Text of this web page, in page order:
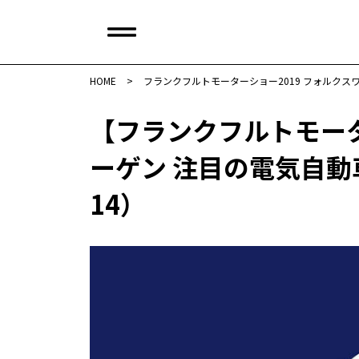
HOME > フランクフルトモーターショー2019 フォルクス
【フランクフルトモ
ーゲン 注目の電気自
14）